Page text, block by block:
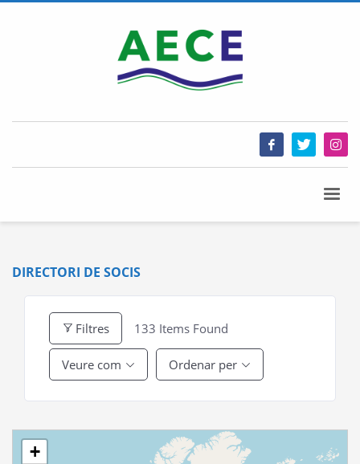
DIRECTORI DE SOCIS
Filtres 133 Items Found
Veure com Ordenar per
+